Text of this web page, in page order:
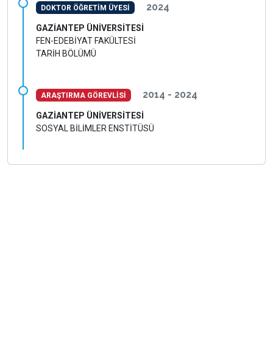
DOKTOR ÖĞRETİM ÜYESİ 2024
GAZİANTEP ÜNİVERSİTESİ
FEN-EDEBİYAT FAKÜLTESİ
TARİH BÖLÜMÜ
ARAŞTIRMA GÖREVLİSİ 2014 - 2024
GAZİANTEP ÜNİVERSİTESİ
SOSYAL BİLİMLER ENSTİTÜSÜ